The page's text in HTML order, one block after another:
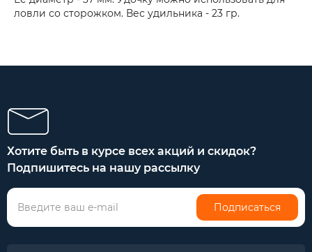
ловли со сторожком. Вес удильника - 23 гр.
Хотите быть в курсе всех акций и скидок?
Подпишитесь на нашу рассылку
Подписаться